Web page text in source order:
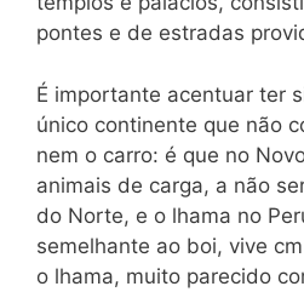
pontes e de estradas
É importante acentuar ter
único continente que não
nem o carro: é que no
animais de carga, a não
do Norte, e o lhama no
semelhante ao boi, vive
o lhama, muito parecido